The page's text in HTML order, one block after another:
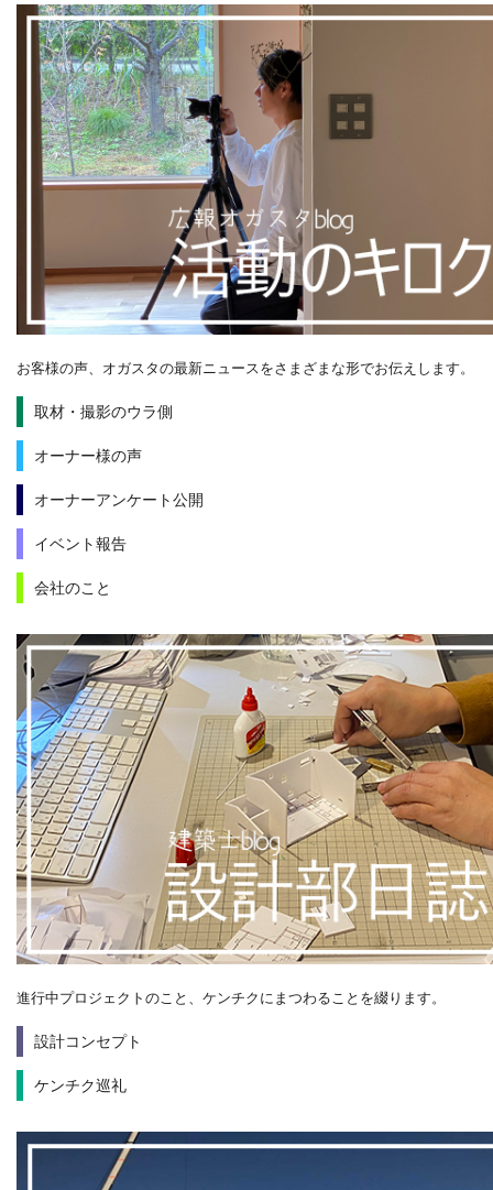
お客様の声、オガスタの最新ニュースをさまざまな形でお伝えします。
取材・撮影のウラ側
オーナー様の声
オーナーアンケート公開
イベント報告
会社のこと
進行中プロジェクトのこと、ケンチクにまつわることを綴ります。
設計コンセプト
ケンチク巡礼